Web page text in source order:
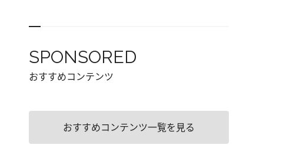
SPONSORED
おすすめコンテンツ
おすすめコンテンツ一覧を見る